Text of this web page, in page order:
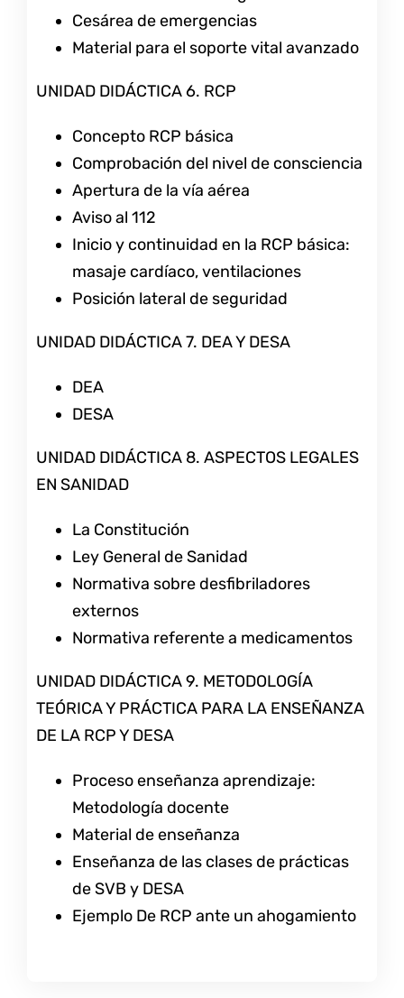
Cesárea de emergencias
Material para el soporte vital avanzado
UNIDAD DIDÁCTICA 6. RCP
Concepto RCP básica
Comprobación del nivel de consciencia
Apertura de la vía aérea
Aviso al 112
Inicio y continuidad en la RCP básica:
masaje cardíaco, ventilaciones
Posición lateral de seguridad
UNIDAD DIDÁCTICA 7. DEA Y DESA
DEA
DESA
UNIDAD DIDÁCTICA 8. ASPECTOS LEGALES
EN SANIDAD
La Constitución
Ley General de Sanidad
Normativa sobre desfibriladores
externos
Normativa referente a medicamentos
UNIDAD DIDÁCTICA 9. METODOLOGÍA
TEÓRICA Y PRÁCTICA PARA LA ENSEÑANZA
DE LA RCP Y DESA
Proceso enseñanza aprendizaje:
Metodología docente
Material de enseñanza
Enseñanza de las clases de prácticas
de SVB y DESA
Ejemplo De RCP ante un ahogamiento